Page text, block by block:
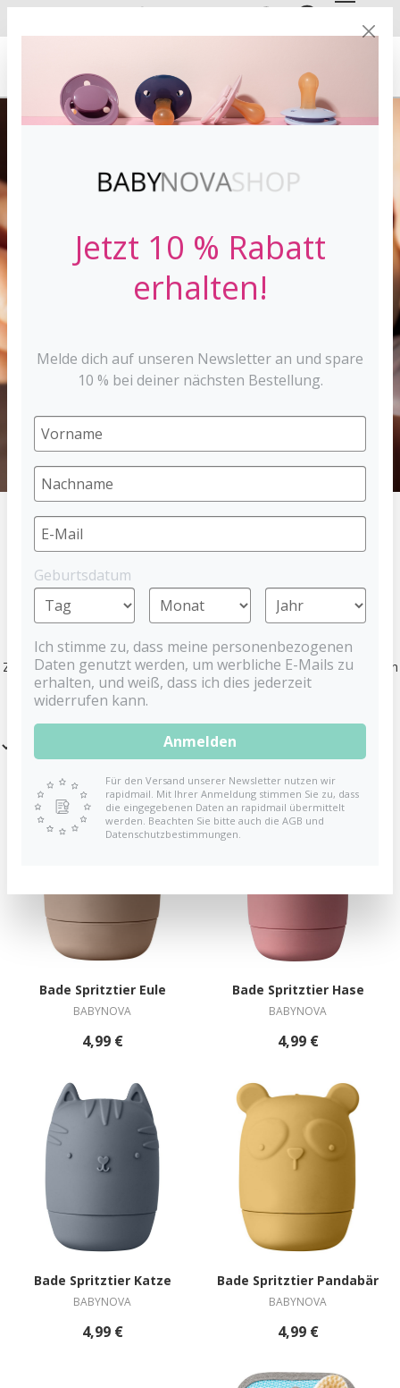
EN
HOME MARKEN BABYNOVA
BABYNOVA PRODUKTE
Zeitlos und hochwertig, das sind die Produkte von babynova. Ob
Zahnungshilfe oder Badespielzeug, babynova begleitet dich und dein
Kind durch den Alltag.
Bade Spritztier Eule
BABYNOVA
4,99 €
Bade Spritztier Hase
BABYNOVA
4,99 €
Bade Spritztier Katze
BABYNOVA
4,99 €
Bade Spritztier Pandabär
BABYNOVA
4,99 €
Jetzt 10 % Rabatt
erhalten!
Melde dich auf unseren Newsletter an und spare
10 % bei deiner nächsten Bestellung.
Geburtsdatum
Ich stimme zu, dass meine personenbezogenen
Daten genutzt werden, um werbliche E-Mails zu
erhalten, und weiß, dass ich dies jederzeit
widerrufen kann.
Anmelden
Für den Versand unserer Newsletter nutzen wir
rapidmail. Mit Ihrer Anmeldung stimmen Sie zu, dass
die eingegebenen Daten an rapidmail übermittelt
werden. Beachten Sie bitte auch die AGB und
Datenschutzbestimmungen.